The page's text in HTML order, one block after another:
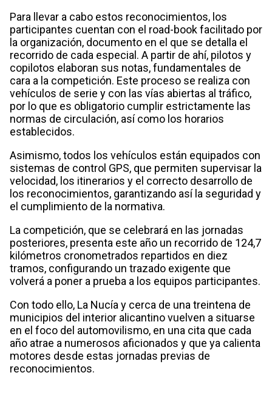
Para llevar a cabo estos reconocimientos, los
participantes cuentan con el road-book facilitado por
la organización, documento en el que se detalla el
recorrido de cada especial. A partir de ahí, pilotos y
copilotos elaboran sus notas, fundamentales de
cara a la competición. Este proceso se realiza con
vehículos de serie y con las vías abiertas al tráfico,
por lo que es obligatorio cumplir estrictamente las
normas de circulación, así como los horarios
establecidos.
Asimismo, todos los vehículos están equipados con
sistemas de control GPS, que permiten supervisar la
velocidad, los itinerarios y el correcto desarrollo de
los reconocimientos, garantizando así la seguridad y
el cumplimiento de la normativa.
La competición, que se celebrará en las jornadas
posteriores, presenta este año un recorrido de 124,7
kilómetros cronometrados repartidos en diez
tramos, configurando un trazado exigente que
volverá a poner a prueba a los equipos participantes.
Con todo ello, La Nucía y cerca de una treintena de
municipios del interior alicantino vuelven a situarse
en el foco del automovilismo, en una cita que cada
año atrae a numerosos aficionados y que ya calienta
motores desde estas jornadas previas de
reconocimientos.